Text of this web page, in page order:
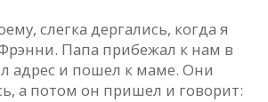
слегка дергались, когда я
Папа прибежал к нам в
адрес и пошел к маме. Они
а потом он пришел и говорит: